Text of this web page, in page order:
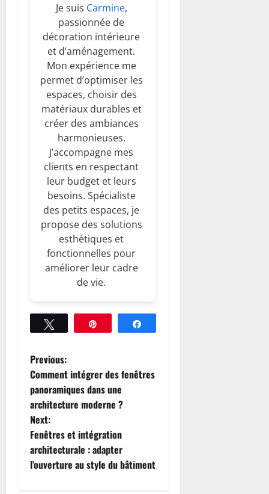
Je suis Carmine,
passionnée de
décoration intérieure
et d’aménagement.
Mon expérience me
permet d’optimiser les
espaces, choisir des
matériaux durables et
créer des ambiances
harmonieuses.
J’accompagne mes
clients en respectant
leur budget et leurs
besoins. Spécialiste
des petits espaces, je
propose des solutions
esthétiques et
fonctionnelles pour
améliorer leur cadre
de vie.
Tweetez
P
o
s
t
n
Previous:
Comment intégrer des fenêtres
panoramiques dans une
architecture moderne ?
Next:
Fenêtres et intégration
architecturale : adapter
l’ouverture au style du bâtiment